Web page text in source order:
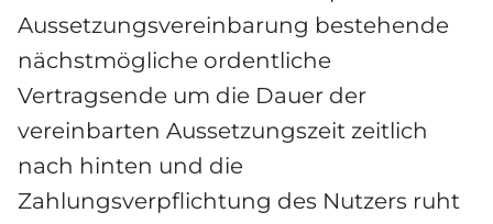
Aussetzungsvereinbarung bestehende
nächstmögliche ordentliche
Vertragsende um die Dauer der
vereinbarten Aussetzungszeit zeitlich
nach hinten und die
Zahlungsverpflichtung des Nutzers ruht